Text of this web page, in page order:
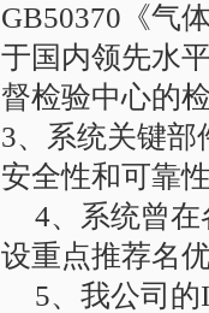
GB50370《气
于国内领先水
督检验中心的
3、系统关键部
安全性和可靠
4、系统曾
设重点推荐名
5、我公司